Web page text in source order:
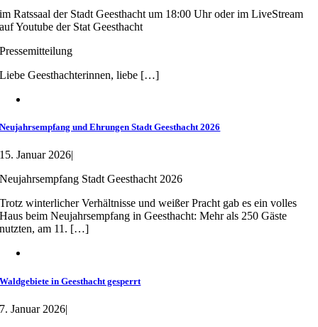
im Ratssaal der Stadt Geesthacht um 18:00 Uhr oder im LiveStream
auf Youtube der Stat Geesthacht
Pressemitteilung
Liebe Geesthachterinnen, liebe […]
Neujahrsempfang und Ehrungen Stadt Geesthacht 2026
15. Januar 2026
Neujahrsempfang Stadt Geesthacht 2026
Trotz winterlicher Verhältnisse und weißer Pracht gab es ein volles
Haus beim Neujahrsempfang in Geesthacht: Mehr als 250 Gäste
nutzten, am 11. […]
Waldgebiete in Geesthacht gesperrt
7. Januar 2026|